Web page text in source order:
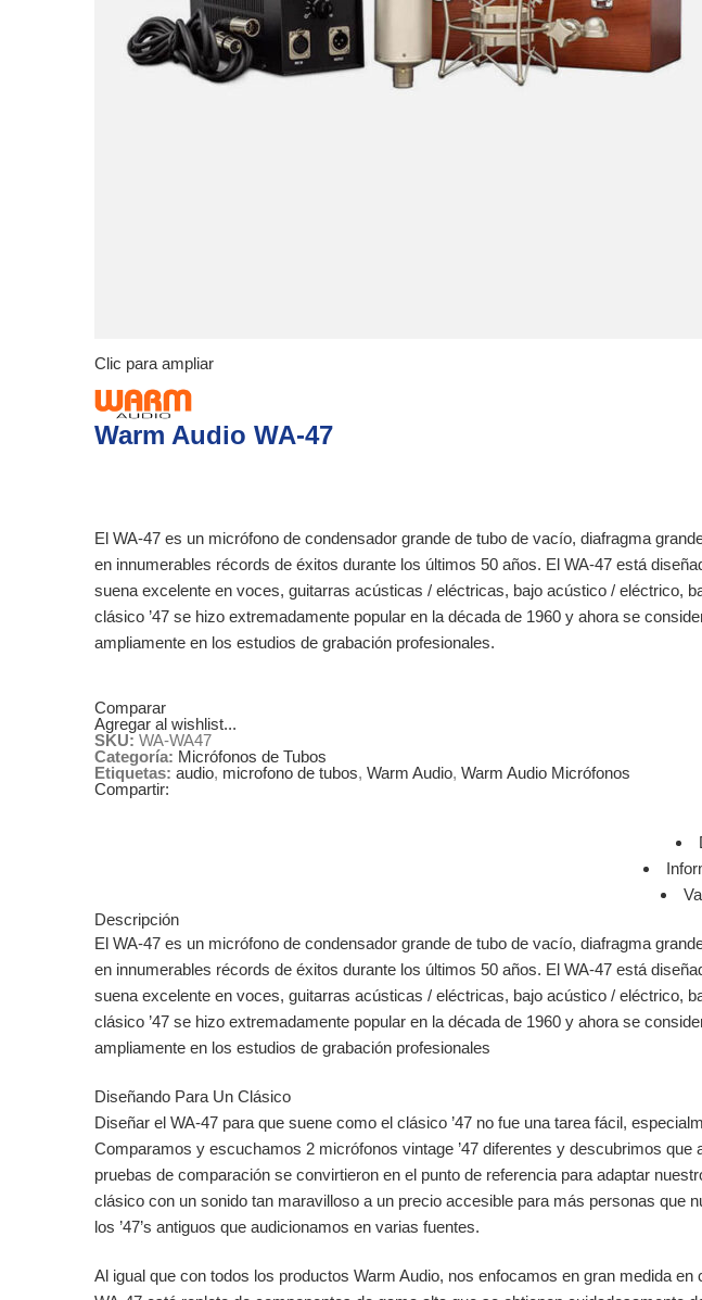
Clic para ampliar
Warm Audio WA-47
El WA-47 es un micrófono de condensador grande de tubo de vacío, diafragma
en innumerables récords de éxitos durante los últimos 50 años. El WA-47 está
suena excelente en voces, guitarras acústicas / eléctricas, bajo acústico / eléctrico,
clásico ’47 se hizo extremadamente popular en la década de 1960 y ahora se
ampliamente en los estudios de grabación profesionales.
Comparar
Agregar al wishlist...
SKU: WA-WA47
Categoría: Micrófonos de Tubos
Etiquetas: audio, microfono de tubos, Warm Audio, Warm Audio Micrófonos
Compartir:
Descripción
El WA-47 es un micrófono de condensador grande de tubo de vacío, diafragma
en innumerables récords de éxitos durante los últimos 50 años. El WA-47 está
suena excelente en voces, guitarras acústicas / eléctricas, bajo acústico / eléctrico,
clásico ’47 se hizo extremadamente popular en la década de 1960 y ahora se
ampliamente en los estudios de grabación profesionales
Diseñando Para Un Clásico
Diseñar el WA-47 para que suene como el clásico ’47 no fue una tarea fácil,
Comparamos y escuchamos 2 micrófonos vintage ’47 diferentes y descubrimos
pruebas de comparación se convirtieron en el punto de referencia para adaptar
clásico con un sonido tan maravilloso a un precio accesible para más personas que
los ’47’s antiguos que audicionamos en varias fuentes.
Al igual que con todos los productos Warm Audio, nos enfocamos en gran medida